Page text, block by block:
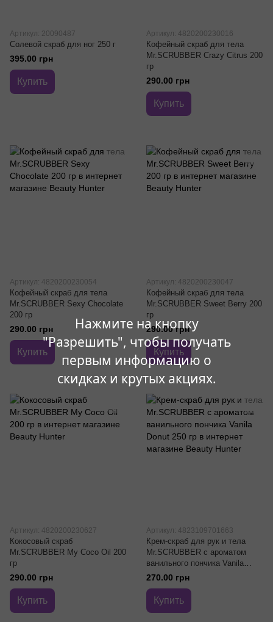
Нажмите на кнопку
"Разрешить", чтобы получать
первым информацию о
скидках и крутых акциях.
Артикул: 20090487
Солевой скраб для ног 250 г
395.00 грн
Купить
Артикул: 4820200230016
Кофейный скраб для тела
Mr.SCRUBBER Crazy Citrus 200
гр
290.00 грн
Купить
Артикул: 4820200230054
Кофейный скраб для тела
Mr.SCRUBBER Sexy Сhocolate
200 гр
290.00 грн
Купить
Артикул: 4820200230047
Кофейный скраб для тела
Mr.SCRUBBER Sweet Berry 200
гр
290.00 грн
Купить
Артикул: 4820200230627
Кокосовый скраб
Mr.SCRUBBER My Coco Oil 200
гр
290.00 грн
Купить
Артикул: 4823109701663
Крем-скраб для рук и тела
Mr.SCRUBBER с ароматом
ванильного пончика Vanila
Donut 250 гр
270.00 грн
Купить